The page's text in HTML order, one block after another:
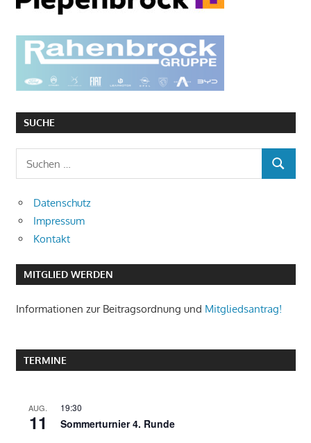
SUCHE
SUCHEN
Datenschutz
Impressum
Kontakt
MITGLIED WERDEN
Informationen zur Beitragsordnung und Mitgliedsantrag!
TERMINE
AUG.
11
19:30
Sommerturnier 4. Runde